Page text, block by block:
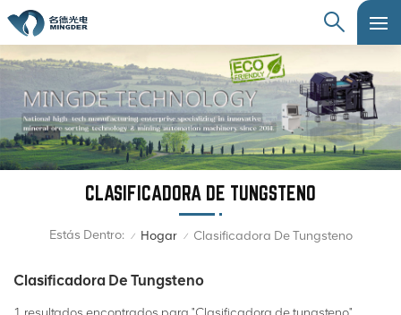
CLASIFICADORA DE TUNGSTENO
Estás Dentro: / Hogar / Clasificadora De Tungsteno
Clasificadora De Tungsteno